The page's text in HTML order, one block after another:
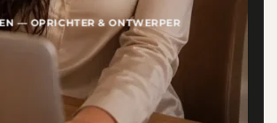
— OPRICHTER & ONTWERPER